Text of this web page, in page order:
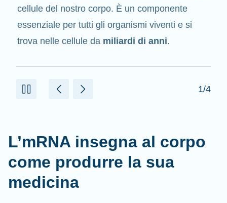
messaggero. Interagisce con altri componenti
presenti nelle cellule che aiutano a creare le
proteine.
2/4
L’mRNA insegna al corpo
come produrre la sua
medicina